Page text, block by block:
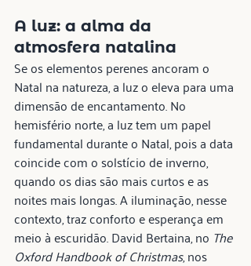
A luz: a alma da
atmosfera natalina
Se os elementos perenes ancoram o
Natal na natureza, a luz o eleva para uma
dimensão de encantamento. No
hemisfério norte, a luz tem um papel
fundamental durante o Natal, pois a data
coincide com o solstício de inverno,
quando os dias são mais curtos e as
noites mais longas. A iluminação, nesse
contexto, traz conforto e esperança em
meio à escuridão. David Bertaina, no The
Oxford Handbook of Christmas, nos